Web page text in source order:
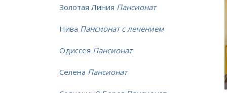
Золотая Линия Пансионат
Нива Пансионат с лечением
Одиссея Пансионат
Селена Пансионат